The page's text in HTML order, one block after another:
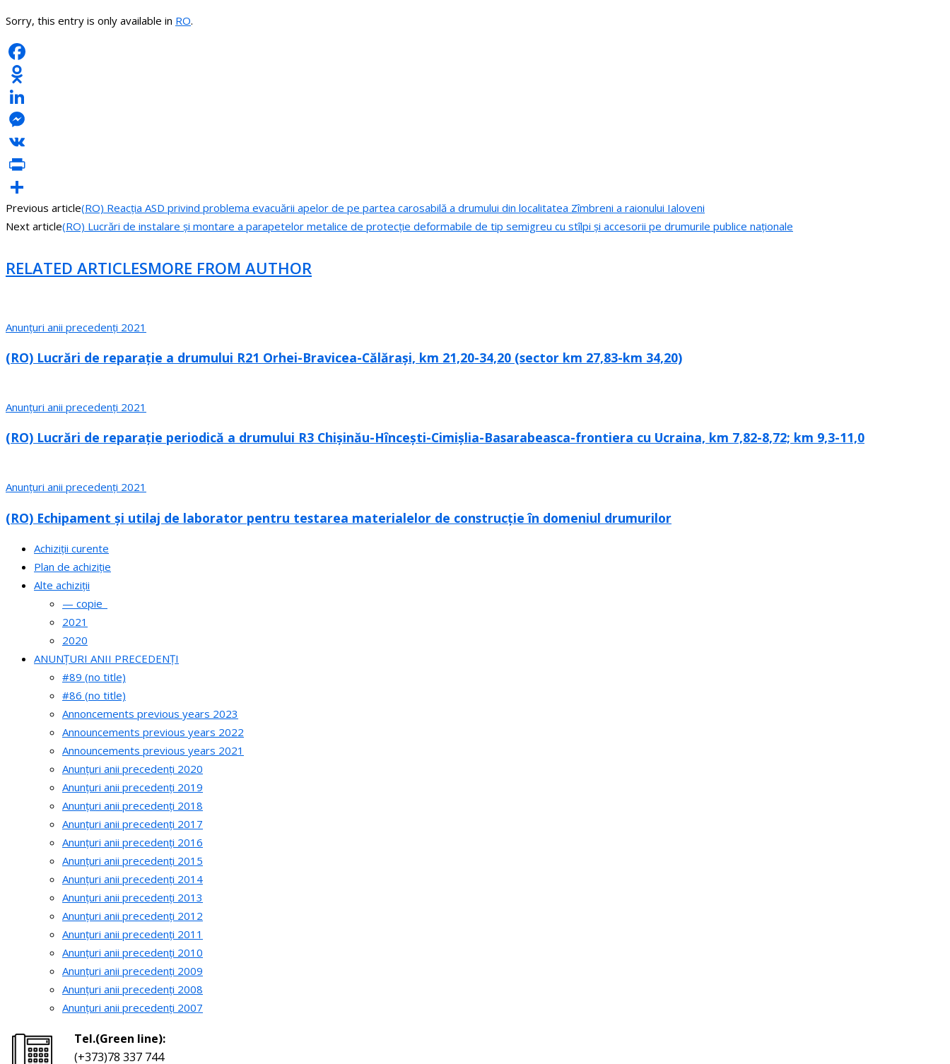
Sorry, this entry is only available in RO.
Facebook
Odnoklassniki
LinkedIn
Messenger
VK
PrintFriendly
Share
Previous article(RO) Reacția ASD privind problema evacuării apelor de pe partea carosabilă a drumului din localitatea Zîmbreni a raionului Ialoveni
Next article(RO) Lucrări de instalare și montare a parapetelor metalice de protecție deformabile de tip semigreu cu stîlpi și accesorii pe drumurile publice naționale
RELATED ARTICLESMORE FROM AUTHOR
Anunțuri anii precedenți 2021
(RO) Lucrări de reparație a drumului R21 Orhei-Bravicea-Călărași, km 21,20-34,20 (sector km 27,83-km 34,20)
Anunțuri anii precedenți 2021
(RO) Lucrări de reparație periodică a drumului R3 Chișinău-Hîncești-Cimișlia-Basarabeasca-frontiera cu Ucraina, km 7,82-8,72; km 9,3-11,0
Anunțuri anii precedenți 2021
(RO) Echipament și utilaj de laborator pentru testarea materialelor de construcție în domeniul drumurilor
Achiziții curente
Plan de achiziție
Alte achiziții
— copie_
2021
2020
ANUNȚURI ANII PRECEDENȚI
#89 (no title)
#86 (no title)
Annoncements previous years 2023
Announcements previous years 2022
Announcements previous years 2021
Anunțuri anii precedenți 2020
Anunțuri anii precedenți 2019
Anunțuri anii precedenți 2018
Anunțuri anii precedenți 2017
Anunțuri anii precedenți 2016
Anunțuri anii precedenți 2015
Anunțuri anii precedenți 2014
Anunțuri anii precedenți 2013
Anunțuri anii precedenți 2012
Anunțuri anii precedenți 2011
Anunțuri anii precedenți 2010
Anunțuri anii precedenți 2009
Anunțuri anii precedenți 2008
Anunțuri anii precedenți 2007
Tel.(Green line):
(+373)78 337 744